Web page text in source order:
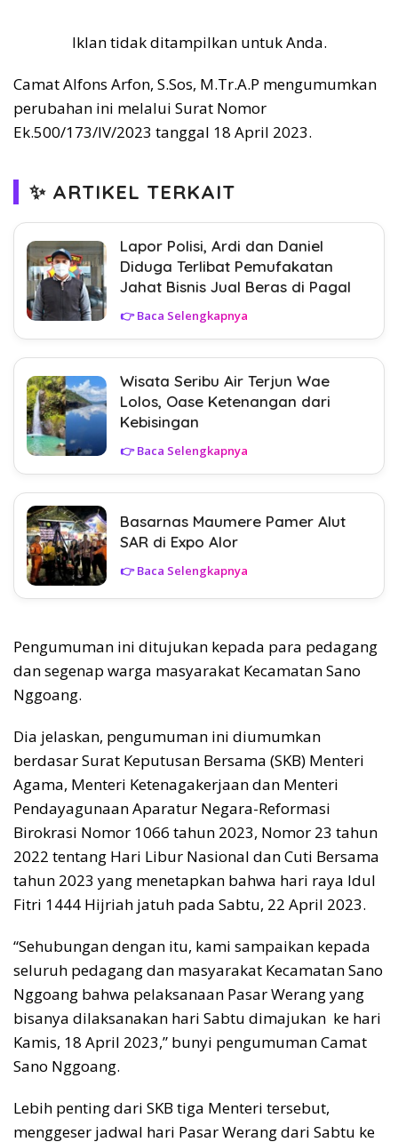
Iklan tidak ditampilkan untuk Anda.
Camat Alfons Arfon, S.Sos, M.Tr.A.P mengumumkan
perubahan ini melalui Surat Nomor
Ek.500/173/IV/2023 tanggal 18 April 2023.
✨ ARTIKEL TERKAIT
Lapor Polisi, Ardi dan Daniel
Diduga Terlibat Pemufakatan
Jahat Bisnis Jual Beras di Pagal
👉 Baca Selengkapnya
Wisata Seribu Air Terjun Wae
Lolos, Oase Ketenangan dari
Kebisingan
👉 Baca Selengkapnya
Basarnas Maumere Pamer Alut
SAR di Expo Alor
👉 Baca Selengkapnya
Pengumuman ini ditujukan kepada para pedagang
dan segenap warga masyarakat Kecamatan Sano
Nggoang.
Dia jelaskan, pengumuman ini diumumkan
berdasar Surat Keputusan Bersama (SKB) Menteri
Agama, Menteri Ketenagakerjaan dan Menteri
Pendayagunaan Aparatur Negara-Reformasi
Birokrasi Nomor 1066 tahun 2023, Nomor 23 tahun
2022 tentang Hari Libur Nasional dan Cuti Bersama
tahun 2023 yang menetapkan bahwa hari raya Idul
Fitri 1444 Hijriah jatuh pada Sabtu, 22 April 2023.
“Sehubungan dengan itu, kami sampaikan kepada
seluruh pedagang dan masyarakat Kecamatan Sano
Nggoang bahwa pelaksanaan Pasar Werang yang
bisanya dilaksanakan hari Sabtu dimajukan ke hari
Kamis, 18 April 2023,” bunyi pengumuman Camat
Sano Nggoang.
Lebih penting dari SKB tiga Menteri tersebut,
menggeser jadwal hari Pasar Werang dari Sabtu ke